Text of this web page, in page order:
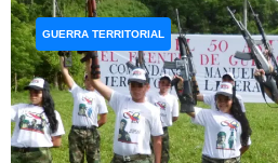
GUERRA TERRITORIAL